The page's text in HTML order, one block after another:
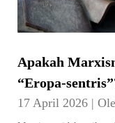
Apakah
“Eropa-
17 April 2026 |